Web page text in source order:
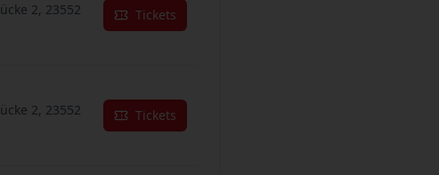
2, 23552
Tickets
2, 23552
Tickets